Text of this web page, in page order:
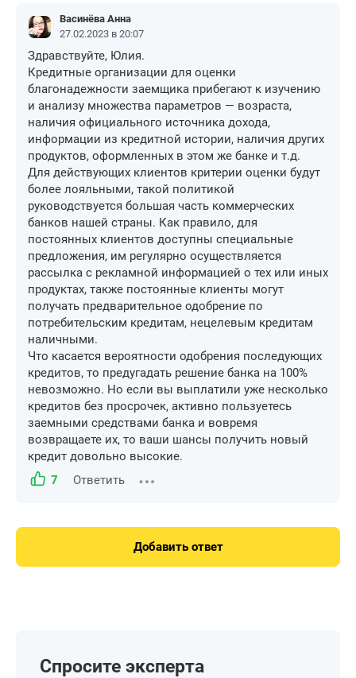
Васинёва Анна
27.02.2023 в 20:07
Здравствуйте, Юлия.
Кредитные организации для оценки
благонадежности заемщика прибегают к изучению
и анализу множества параметров — возраста,
наличия официального источника дохода,
информации из кредитной истории, наличия других
продуктов, оформленных в этом же банке и т.д.
Для действующих клиентов критерии оценки будут
более лояльными, такой политикой
руководствуется большая часть коммерческих
банков нашей страны. Как правило, для
постоянных клиентов доступны специальные
предложения, им регулярно осуществляется
рассылка с рекламной информацией о тех или иных
продуктах, также постоянные клиенты могут
получать предварительное одобрение по
потребительским кредитам, нецелевым кредитам
наличными.
Что касается вероятности одобрения последующих
кредитов, то предугадать решение банка на 100%
невозможно. Но если вы выплатили уже несколько
кредитов без просрочек, активно пользуетесь
заемными средствами банка и вовремя
возвращаете их, то ваши шансы получить новый
кредит довольно высокие.
7
Ответить
Добавить ответ
Спросите эксперта